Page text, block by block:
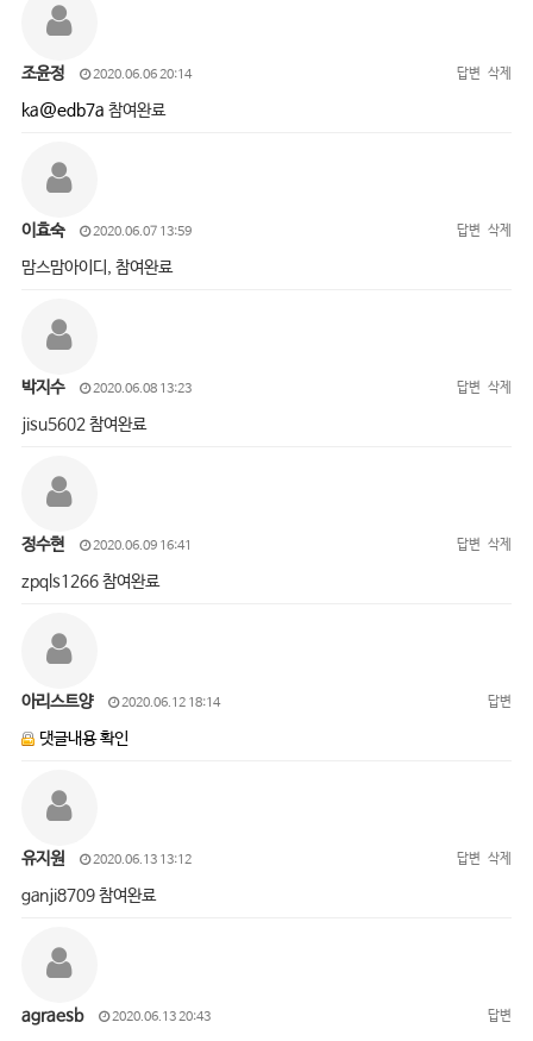
조윤정 2020.06.06 20:14 답변 삭제
ka@edb7a 참여완료
이효숙 2020.06.07 13:59 답변 삭제
맘스맘아이디, 참여완료
박지수 2020.06.08 13:23 답변 삭제
jisu5602 참여완료
정수현 2020.06.09 16:41 답변 삭제
zpqls1266 참여완료
아리스트양 2020.06.12 18:14 답변
댓글내용 확인
유지원 2020.06.13 13:12 답변 삭제
ganji8709 참여완료
agraesb 2020.06.13 20:43 답변